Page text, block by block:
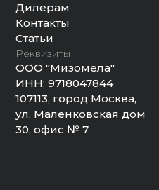
Дилерам
Контакты
Статьи
Реквизиты
ООО "Мизомела"
ИНН: 9718047844
107113, город Москва,
ул. Маленковская дом
30, офис № 7